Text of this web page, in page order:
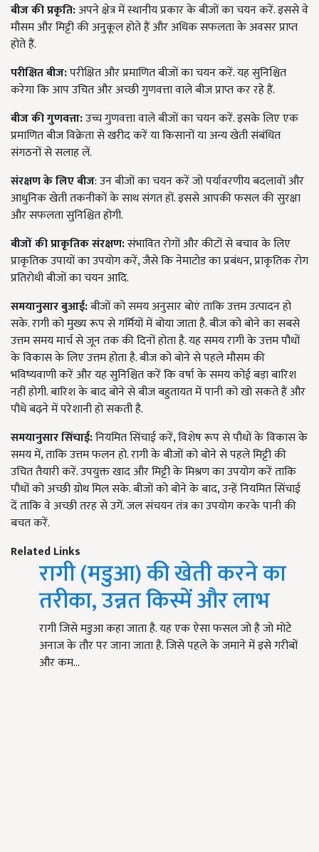
बीज की प्रकृति:अपने क्षेत्र में स्थानीय प्रकार के बीजों का चयन करें. इससे वे
मौसम और मिट्टी की अनुकूल होते हैं और अधिक सफलता के अवसर प्राप्त
होते हैं.
परीक्षित बीज:परीक्षित और प्रमाणित बीजों का चयन करें. यह सुनिश्चित
करेगा कि आप उचित और अच्छी गुणवत्ता वाले बीज प्राप्त कर रहे हैं.
बीज की गुणवत्ता:उच्च गुणवत्ता वाले बीजों का चयन करें. इसके लिए एक
प्रमाणित बीज विक्रेता से खरीद करें या किसानों या अन्य खेती संबंधित
संगठनों से सलाह लें.
संरक्षणकेलिएबीज: उन बीजों का चयन करें जो पर्यावरणीय बदलावों और
आधुनिक खेती तकनीकों के साथ संगत हों. इससे आपकी फसल की सुरक्षा
और सफलता सुनिश्चित होगी.
बीजोंकीप्राकृतिकसंरक्षण:संभावित रोगों और कीटों से बचाव के लिए
प्राकृतिक उपायों का उपयोग करें, जैसे कि नेमाटोड का प्रबंधन, प्राकृतिक रोग
प्रतिरोधी बीजों का चयन आदि.
समयानुसारबुआई:बीजों को समय अनुसार बोएं ताकि उत्तम उत्पादन हो
सके. रागी को मुख्य रूप से गर्मियों में बोया जाता है. बीज को बोने का सबसे
उत्तम समय मार्च से जून तक की दिनों होता है. यह समय रागी के उत्तम पौधों
के विकास के लिए उत्तम होता है. बीज को बोने से पहले मौसम की
भविष्यवाणी करें और यह सुनिश्चित करें कि वर्षा के समय कोई बड़ा बारिश
नहीं होगी. बारिश के बाद बोने से बीज बहुतायत में पानी को खो सकते हैं और
पौधे बढ़ने में परेशानी हो सकती है.
समयानुसारसिंचाई:नियमित सिंचाई करें, विशेष रूप से पौधों के विकास के
समय में, ताकि उत्तम फलन हो. रागी के बीजों को बोने से पहले मिट्टी की
उचित तैयारी करें. उपयुक्त खाद और मिट्टी के मिश्रण का उपयोग करें ताकि
पौधों को अच्छी ग्रोथ मिल सके. बीजों को बोने के बाद, उन्हें नियमित सिंचाई
दें ताकि वे अच्छी तरह से उगें. जल संचयन तंत्र का उपयोग करके पानी की
बचत करें.
Related Links
रागी (मडुआ) की खेती करने का
तरीका, उन्नत किस्में और लाभ
रागी जिसे मडुआ कहा जाता है. यह एक ऐसा फसल जो है जो मोटे
अनाज के तौर पर जाना जाता है. जिसे पहले के जमाने में इसे गरीबों
और कम…